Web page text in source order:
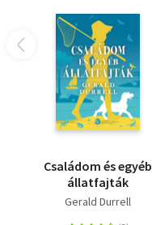
Családom és egyéb
állatfajták
Gerald Durrell